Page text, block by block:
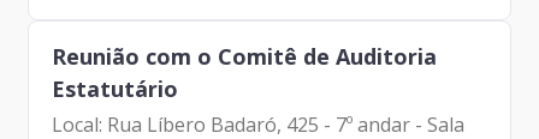
Reunião com o Comitê de Auditoria
Estatutário
Local: Rua Líbero Badaró, 425 - 7º andar - Sala